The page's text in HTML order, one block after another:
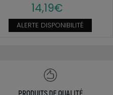
14,19€
ALERTE DISPONIBILITÉ
PRODUITS DE QUALITÉ